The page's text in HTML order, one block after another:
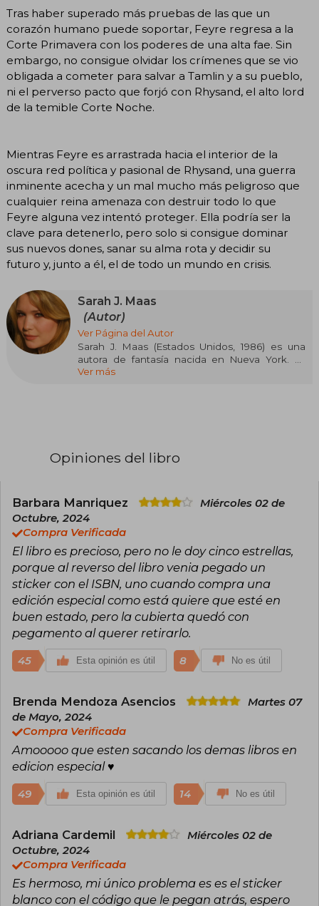
Tras haber superado más pruebas de las que un
corazón humano puede soportar, Feyre regresa a la
Corte Primavera con los poderes de una alta fae. Sin
embargo, no consigue olvidar los crímenes que se vio
obligada a cometer para salvar a Tamlin y a su pueblo,
ni el perverso pacto que forjó con Rhysand, el alto lord
de la temible Corte Noche.
Mientras Feyre es arrastrada hacia el interior de la
oscura red política y pasional de Rhysand, una guerra
inminente acecha y un mal mucho más peligroso que
cualquier reina amenaza con destruir todo lo que
Feyre alguna vez intentó proteger. Ella podría ser la
clave para detenerlo, pero solo si consigue dominar
sus nuevos dones, sanar su alma rota y decidir su
futuro y, junto a él, el de todo un mundo en crisis.
Sarah J. Maas
(Autor)
Ver Página del Autor
Sarah J. Maas (Estados Unidos, 1986) es una
autora de fantasía nacida en Nueva York. Es
conocida por la serie Throne of Glass, iniciada
capacidad de crear mundos complejos y
contribución al género de fantasía juvenil.
Neoyorquina de nacimiento, en la actualidad
vive en Pensilvania con su marido y su perro, y
cuenta con una comunidad de más de treinta
mil seguidores en Twitter y Facebook.
Ver más
Opiniones del libro
Barbara Manriquez
Miércoles 02 de
Octubre, 2024
Compra Verificada
El libro es precioso, pero no le doy cinco estrellas,
porque al reverso del libro venia pegado un
sticker con el ISBN, uno cuando compra una
edición especial como está quiere que esté en
buen estado, pero la cubierta quedó con
pegamento al querer retirarlo.
45 Esta opinión es útil 8 No es útil
Brenda Mendoza Asencios
Martes 07
de Mayo, 2024
Compra Verificada
Amooooo que esten sacando los demas libros en
edicion especial ♥️
49 Esta opinión es útil 14 No es útil
Adriana Cardemil
Miércoles 02 de
Octubre, 2024
Compra Verificada
Es hermoso, mi único problema es es el sticker
blanco con el código que le pegan atrás, espero